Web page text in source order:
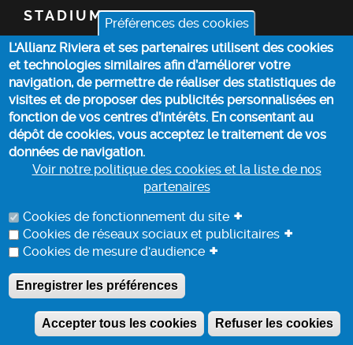
Préférences des cookies
L'Allianz Riviera et ses partenaires utilisent des cookies
et technologies similaires afin d’améliorer votre
navigation, de permettre de réaliser des statistiques de
visites et de proposer des publicités personnalisées en
fonction de vos centres d’intérêts. En consentant au
dépôt de cookies, vous acceptez le traitement de vos
données de navigation.
Voir notre politique des cookies et la liste de nos
partenaires
Cookies de fonctionnement du site +
Cookies de réseaux sociaux et publicitaires +
Cookies de mesure d'audience +
Enregistrer les préférences
Refuser les cookies
Accepter tous les cookies
STADIUM
TICKETS
TOP STORIES
PRACTICAL INFO
DATA PROCESSING INFORMATION
ALLIANZ RIVIERA - COPYRIGHT 2022